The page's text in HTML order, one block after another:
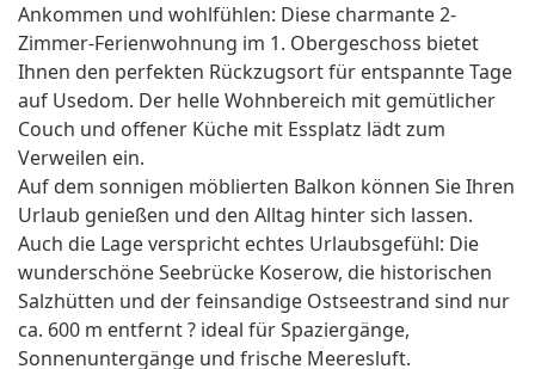
Ankommen und wohlfühlen: Diese charmante 2-
Zimmer-Ferienwohnung im 1. Obergeschoss bietet
Ihnen den perfekten Rückzugsort für entspannte Tage
auf Usedom. Der helle Wohnbereich mit gemütlicher
Couch und offener Küche mit Essplatz lädt zum
Verweilen ein.
Auf dem sonnigen möblierten Balkon können Sie Ihren
Urlaub genießen und den Alltag hinter sich lassen.
Auch die Lage verspricht echtes Urlaubsgefühl: Die
wunderschöne Seebrücke Koserow, die historischen
Salzhütten und der feinsandige Ostseestrand sind nur
ca. 600 m entfernt ? ideal für Spaziergänge,
Sonnenuntergänge und frische Meeresluft.